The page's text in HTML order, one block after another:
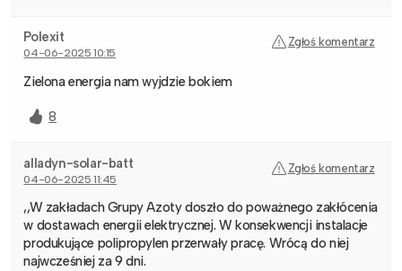
Polexit
04-06-2025 10:15
Zgłoś komentarz
Zielona energia nam wyjdzie bokiem
8
alladyn-solar-batt
04-06-2025 11:45
Zgłoś komentarz
,,W zakładach Grupy Azoty doszło do poważnego zakłócenia
w dostawach energii elektrycznej. W konsekwencji instalacje
produkujące polipropylen przerwały pracę. Wrócą do niej
najwcześniej za 9 dni.